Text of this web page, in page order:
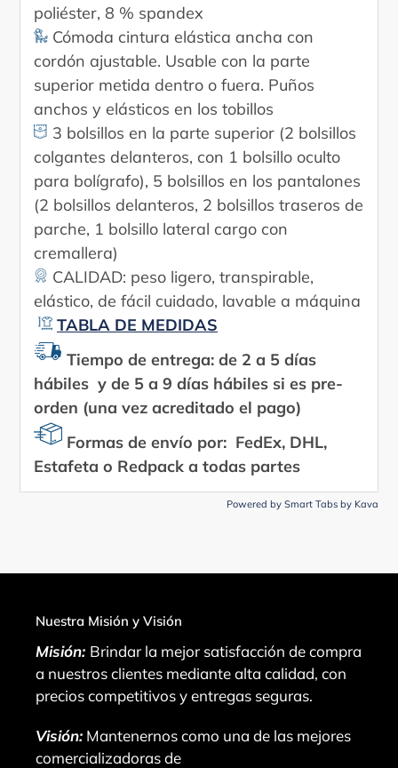
poliéster, 8 % spandex
Cómoda cintura elástica ancha con
cordón ajustable. Usable con la parte
superior metida dentro o fuera. Puños
anchos y elásticos en los tobillos
3 bolsillos en la parte superior (2 bolsillos
colgantes delanteros, con 1 bolsillo oculto
para bolígrafo), 5 bolsillos en los pantalones
(2 bolsillos delanteros, 2 bolsillos traseros de
parche, 1 bolsillo lateral cargo con
cremallera)
CALIDAD: peso ligero, transpirable,
elástico, de fácil cuidado, lavable a máquina
TABLA DE MEDIDAS
Tiempo de entrega: de 2 a 5 días
hábiles y de 5 a 9 días hábiles si es pre-
orden (una vez acreditado el pago)
Formas de envío por: FedEx, DHL,
Estafeta o Redpack a todas partes
Powered by Smart Tabs by Kava
Nuestra Misión y Visión
Misión: Brindar la mejor satisfacción de compra
a nuestros clientes mediante alta calidad, con
precios competitivos y entregas seguras.
Visión: Mantenernos como una de las mejores
comercializadoras de